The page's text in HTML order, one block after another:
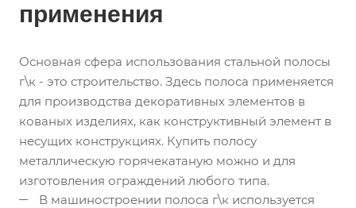
применения
Основная сфера использования стальной полосы
г\к - это строительство. Здесь полоса применяется
для производства декоративных элементов в
кованых изделиях, как конструктивный элемент в
несущих конструкциях. Купить полосу
металлическую горячекатаную можно и для
изготовления ограждений любого типа.
В машиностроении полоса г\к используется